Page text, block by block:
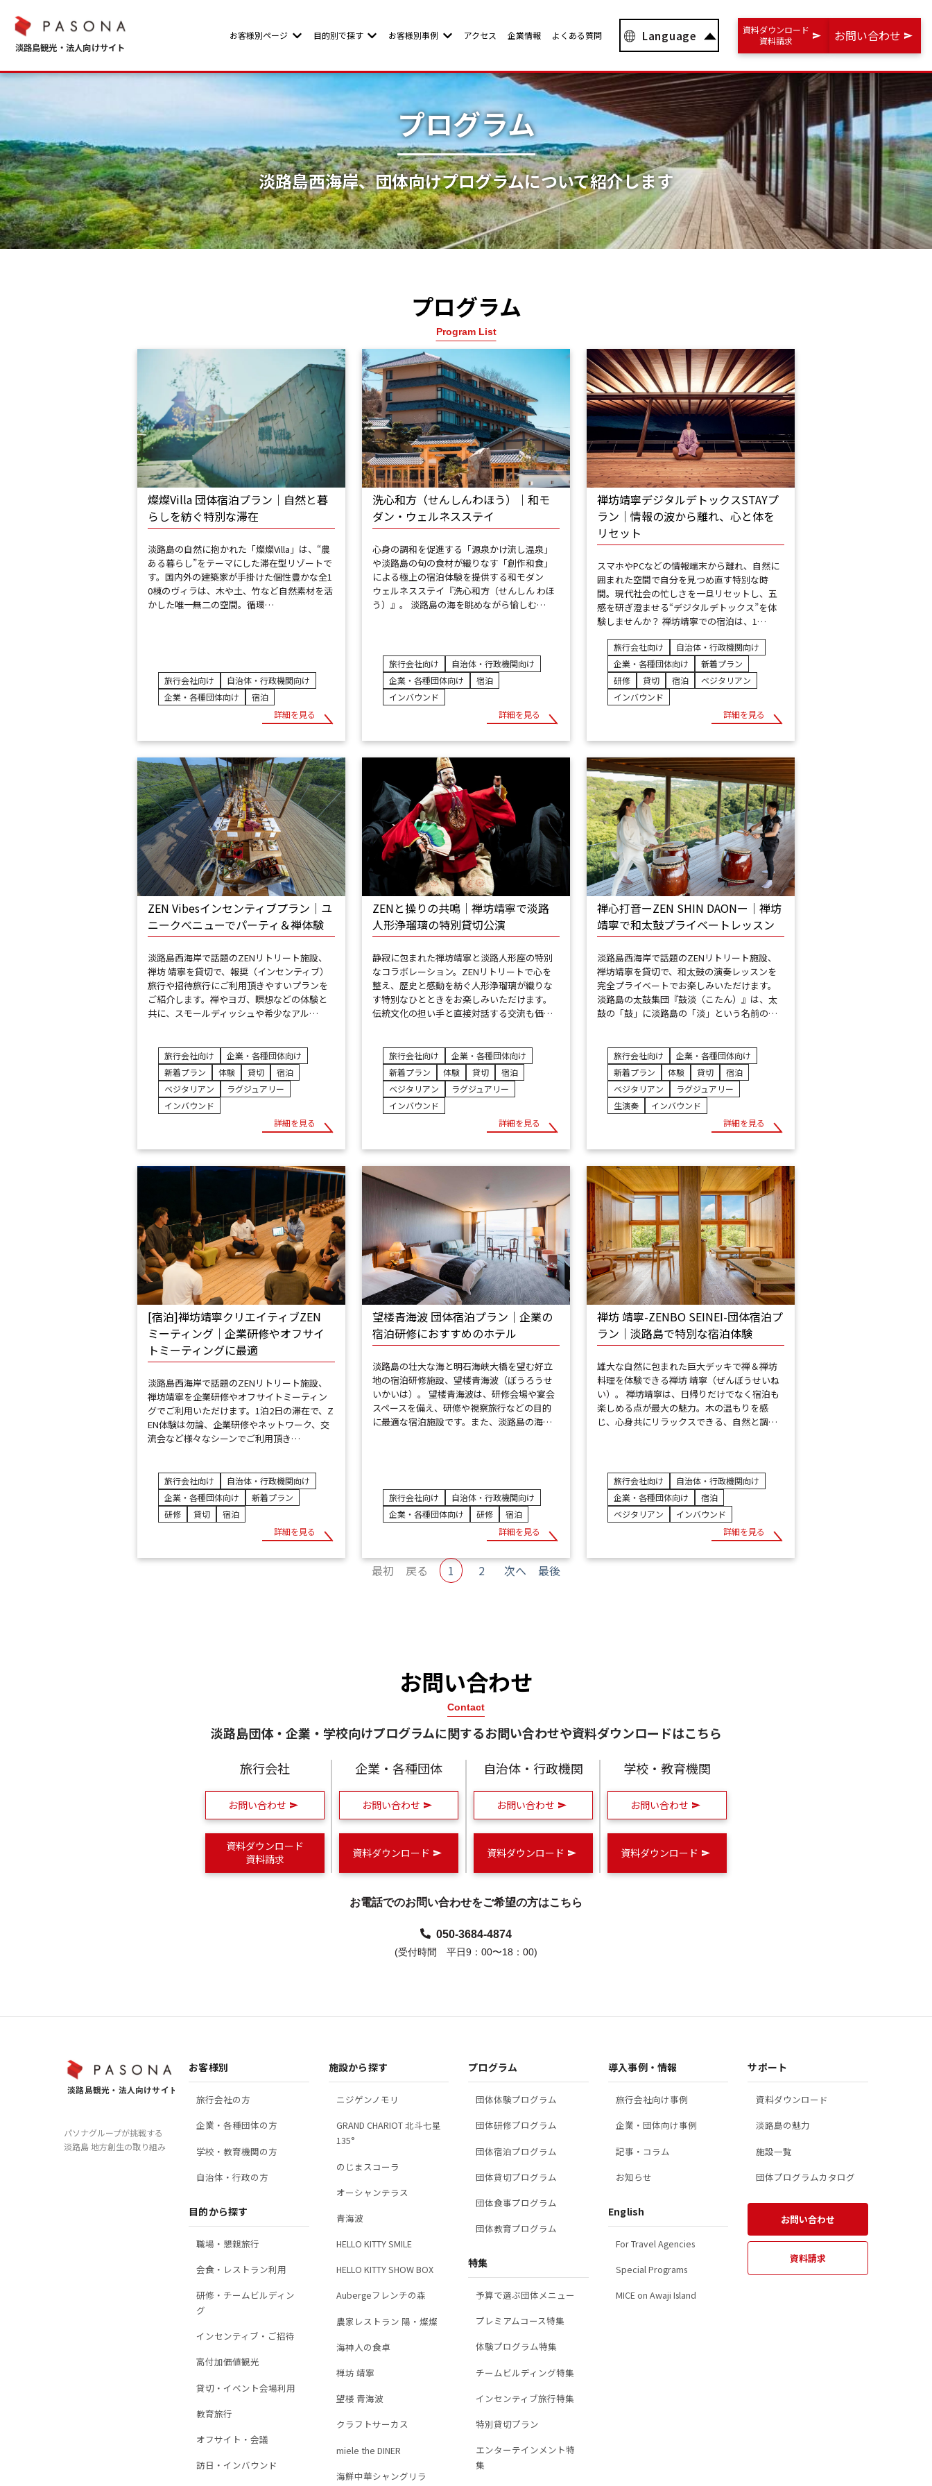
お客様別ページ Show submenu for お客様別ページ
目的別で探す Show submenu for 目的別で探す
お客様別事例 Show submenu for お客様別事例
アクセス 企業情報 よくある質問 Language
資料ダウンロード
資料請求
お問い合わせ
プログラム
淡路島西海岸、団体向けプログラムについて紹介します
プログラム
Program List
燦燦Villa 団体宿泊プラン｜自然と暮
らしを紡ぐ特別な滞在
淡路島の自然に抱かれた「燦燦Villa」は、“農
ある暮らし”をテーマにした滞在型リゾートで
す。国内外の建築家が手掛けた個性豊かな全1
0棟のヴィラは、木や土、竹など自然素材を活
かした唯一無二の空間。循環…
旅行会社向け
自治体・行政機関向け
企業・各種団体向け
宿泊
詳細を見る
洗心和方（せんしんわほう）｜和モ
ダン・ウェルネスステイ
心身の調和を促進する「源泉かけ流し温泉」
や淡路島の旬の食材が織りなす「創作和食」
による極上の宿泊体験を提供する和モダン
ウェルネスステイ『洗心和方（せんしん わほ
う）』。 淡路島の海を眺めながら愉しむ…
旅行会社向け
自治体・行政機関向け
企業・各種団体向け
宿泊
インバウンド
詳細を見る
禅坊靖寧デジタルデトックスSTAYプ
ラン│情報の波から離れ、心と体を
リセット
スマホやPCなどの情報端末から離れ、自然に
囲まれた空間で自分を見つめ直す特別な時
間。現代社会の忙しさを一旦リセットし、五
感を研ぎ澄ませる“デジタルデトックス”を体
験しませんか？ 禅坊靖寧での宿泊は、1…
旅行会社向け
自治体・行政機関向け
企業・各種団体向け
新着プラン
研修
貸切 宿泊
ベジタリアン
インバウンド
詳細を見る
ZEN Vibesインセンティブプラン│ユ
ニークべニューでパーティ＆禅体験
淡路島西海岸で話題のZENリトリート施設、
禅坊 靖寧を貸切で、報奨（インセンティブ）
旅行や招待旅行にご利用頂きやすいプランを
ご紹介します。禅やヨガ、瞑想などの体験と
共に、スモールディッシュや希少なアル…
旅行会社向け
企業・各種団体向け
新着プラン
体験 貸切
宿泊
ベジタリアン
ラグジュアリー
インバウンド
詳細を見る
ZENと操りの共鳴│禅坊靖寧で淡路
人形浄瑠璃の特別貸切公演
静寂に包まれた禅坊靖寧と淡路人形座の特別
なコラボレーション。ZENリトリートで心を
整え、歴史と感動を紡ぐ人形浄瑠璃が織りな
す特別なひとときをお楽しみいただけます。
伝統文化の担い手と直接対話する交流も価…
旅行会社向け
企業・各種団体向け
新着プラン
体験 貸切
宿泊
ベジタリアン
ラグジュアリー
インバウンド
詳細を見る
禅心打音ーZEN SHIN DAONー│禅坊
靖寧で和太鼓プライベートレッスン
淡路島西海岸で話題のZENリトリート施設、
禅坊靖寧を貸切で、和太鼓の演奏レッスンを
完全プライベートでお楽しみいただけます。
淡路島の太鼓集団『鼓淡（こたん）』は、太
鼓の「鼓」に淡路島の「淡」という名前の…
旅行会社向け
企業・各種団体向け
新着プラン
体験 貸切
宿泊
ベジタリアン
ラグジュアリー
生演奏
インバウンド
詳細を見る
[宿泊]禅坊靖寧クリエイティブZEN
ミーティング│企業研修やオフサイ
トミーティングに最適
淡路島西海岸で話題のZENリトリート施設、
禅坊靖寧を企業研修やオフサイトミーティン
グでご利用いただけます。1泊2日の滞在で、Z
EN体験は勿論、企業研修やネットワーク、交
流会など様々なシーンでご利用頂き…
旅行会社向け
自治体・行政機関向け
企業・各種団体向け
新着プラン
研修
貸切
宿泊
詳細を見る
望楼青海波 団体宿泊プラン｜企業の
宿泊研修におすすめのホテル
淡路島の壮大な海と明石海峡大橋を望む好立
地の宿泊研修施設、望楼青海波（ぼうろうせ
いかいは）。 望楼青海波は、研修会場や宴会
スペースを備え、研修や視察旅行などの目的
に最適な宿泊施設です。また、淡路島の海…
旅行会社向け
自治体・行政機関向け
企業・各種団体向け
研修
宿泊
詳細を見る
禅坊 靖寧-ZENBO SEINEI-団体宿泊プ
ラン｜淡路島で特別な宿泊体験
雄大な自然に包まれた巨大デッキで禅＆禅坊
料理を体験できる禅坊 靖寧（ぜんぼうせいね
い）。 禅坊靖寧は、日帰りだけでなく宿泊も
楽しめる点が最大の魅力。木の温もりを感
じ、心身共にリラックスできる、自然と調…
旅行会社向け
自治体・行政機関向け
企業・各種団体向け
宿泊
ベジタリアン
インバウンド
詳細を見る
最初 戻る 1 2 次へ 最後
お問い合わせ
Contact
淡路島団体・企業・学校向けプログラムに関するお問い合わせや資料ダウンロードはこちら
旅行会社
お問い合わせ
資料ダウンロード
資料請求
企業・各種団体
お問い合わせ
資料ダウンロード
自治体・行政機関
お問い合わせ
資料ダウンロード
学校・教育機関
お問い合わせ
資料ダウンロード
お電話でのお問い合わせをご希望の方はこちら
050-3684-4874
(受付時間 平日9：00〜18：00)
パソナグループが挑戦する
淡路島 地方創生の取り組み
お客様別
旅行会社の方
企業・各種団体の方
学校・教育機関の方
自治体・行政の方
目的から探す
職場・懇親旅行
会食・レストラン利用
研修・チームビルディン
グ
インセンティブ・ご招待
高付加価値観光
貸切・イベント会場利用
教育旅行
オフサイト・会議
訪日・インバウンド
施設から探す
ニジゲンノモリ
GRAND CHARIOT 北斗七星
135°
のじまスコーラ
オーシャンテラス
青海波
HELLO KITTY SMILE
HELLO KITTY SHOW BOX
Aubergeフレンチの森
農家レストラン 陽・燦燦
海神人の食卓
禅坊 靖寧
望楼 青海波
クラフトサーカス
miele the DINER
海鮮中華シャングリラ
プログラム
団体体験プログラム
団体研修プログラム
団体宿泊プログラム
団体貸切プログラム
団体食事プログラム
団体教育プログラム
特集
予算で選ぶ団体メニュー
プレミアムコース特集
体験プログラム特集
チームビルディング特集
インセンティブ旅行特集
特別貸切プラン
エンターテインメント特
集
導入事例・情報
旅行会社向け事例
企業・団体向け事例
記事・コラム
お知らせ
English
For Travel Agencies
Special Programs
MICE on Awaji Island
サポート
資料ダウンロード
淡路島の魅力
施設一覧
団体プログラムカタログ
お問い合わせ
資料請求